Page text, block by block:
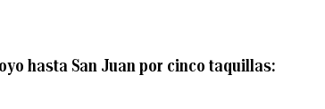
hasta San Juan por cinco taquillas: